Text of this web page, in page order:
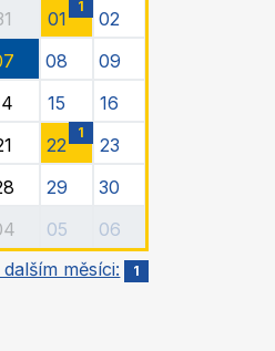
01
1
02
08
09
15
16
22
1
23
29
30
05
06
měsíci:
1